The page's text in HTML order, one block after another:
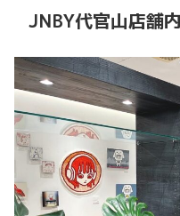
JNBY代官山店舗